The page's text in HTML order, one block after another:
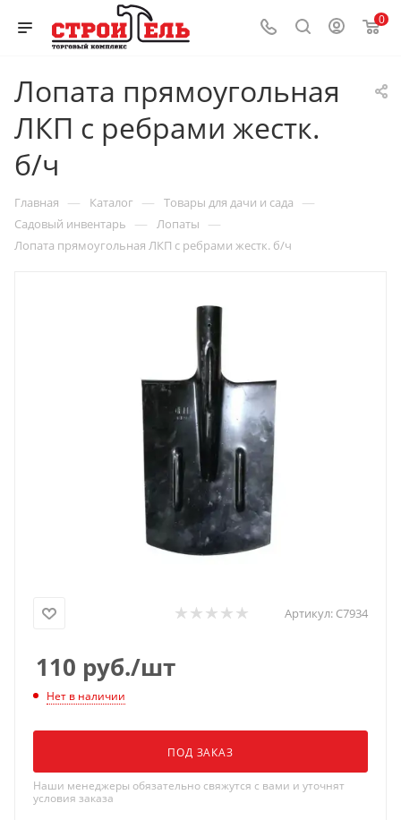
0
Лопата прямоугольная
ЛКП с ребрами жестк.
б/ч
Главная — Каталог — Товары для дачи и сада —
Садовый инвентарь — Лопаты —
Лопата прямоугольная ЛКП с ребрами жестк. б/ч
Артикул: С7934
110 руб./шт
Нет в наличии
ПОД ЗАКАЗ
Наши менеджеры обязательно свяжутся с вами и уточнят
условия заказа